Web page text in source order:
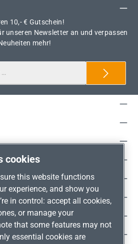
10,- € Gutschein!
unseren Newsletter an und verpassen
mehr!
cookies
this website functions
experience, and show you
in control: accept all cookies,
or manage your
that some features may not
essential cookies are